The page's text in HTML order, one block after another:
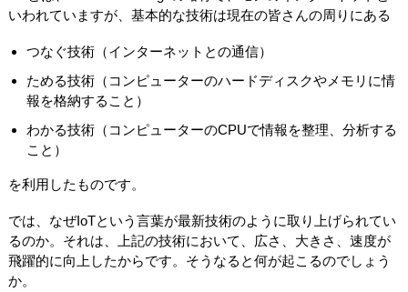
いわれていますが、基本的な技術は現在の皆さんの周りにある
つなぐ技術（インターネットとの通信）
ためる技術（コンピューターのハードディスクやメモリに情
報を格納すること）
わかる技術（コンピューターのCPUで情報を整理、分析する
こと）
を利用したものです。
では、なぜIoTという言葉が最新技術のように取り上げられてい
るのか。それは、上記の技術において、広さ、大きさ、速度が
飛躍的に向上したからです。そうなると何が起こるのでしょう
か。